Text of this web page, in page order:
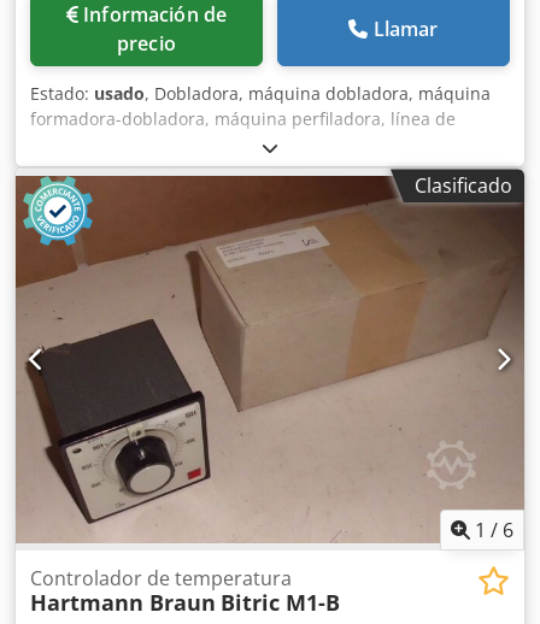
Información de
precio
Llamar
Estado: usado, Dobladora, máquina dobladora, máquina
formadora-dobladora, máquina perfiladora, línea de
perfilado, fabricación de lamelas, fabricación de persianas,
secador, secador infrarrojo. -Secador infrarrojo: utilizado
para el recubrimiento en polvo en la fabricación de
lamelas/persianas. -Fabricante: Himmel, modelo HA 5-2-
9/500 Chedpfogal A Ijx Ag Eoa -Motor con reductor: WEG
0,37 kW -Dimensiones: 880/1050/A2200 mm -Peso: 308 kg
Clasificado
1 / 6
Controlador de temperatura
Hartmann Braun Bitric M1-B